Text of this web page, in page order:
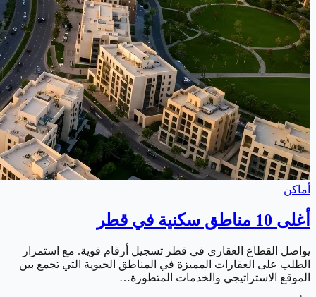
أماكن
أغلى 10 مناطق سكنية في قطر
يواصل القطاع العقاري في قطر تسجيل أرقام قوية. مع استمرار
الطلب على العقارات المميزة في المناطق الحيوية التي تجمع بين
الموقع الاستراتيجي والخدمات المتطورة…